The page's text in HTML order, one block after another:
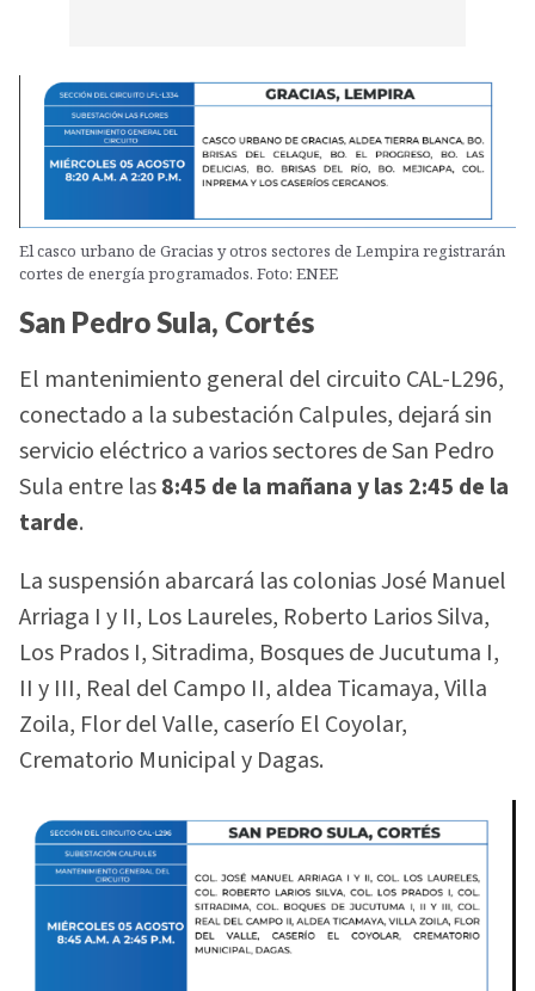
El casco urbano de Gracias y otros sectores de Lempira registrarán
cortes de energía programados. Foto: ENEE
San Pedro Sula, Cortés
El mantenimiento general del circuito CAL-L296,
conectado a la subestación Calpules, dejará sin
servicio eléctrico a varios sectores de San Pedro
Sula entre las8:45 de la mañana y las 2:45 de la
tarde.
La suspensión abarcará las colonias José Manuel
Arriaga I y II, Los Laureles, Roberto Larios Silva,
Los Prados I, Sitradima, Bosques de Jucutuma I,
II y III, Real del Campo II, aldea Ticamaya, Villa
Zoila, Flor del Valle, caserío El Coyolar,
Crematorio Municipal y Dagas.